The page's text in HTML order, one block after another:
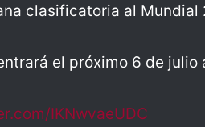
clasificatoria al Mundial
el próximo 6 de julio
IKNwvaeUDC